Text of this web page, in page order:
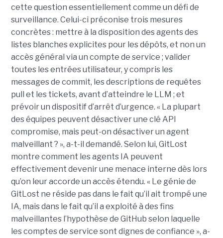
cette question essentiellement comme un défi de
surveillance. Celui-ci préconise trois mesures
concrètes : mettre à la disposition des agents des
listes blanches explicites pour les dépôts, et non un
accès général via un compte de service ; valider
toutes les entrées utilisateur, y compris les
messages de commit, les descriptions de requêtes
pull et les tickets, avant d’atteindre le LLM ; et
prévoir un dispositif d’arrêt d’urgence. « La plupart
des équipes peuvent désactiver une clé API
compromise, mais peut-on désactiver un agent
malveillant ? », a-t-il demandé. Selon lui, GitLost
montre comment les agents IA peuvent
effectivement devenir une menace interne dès lors
qu’on leur accorde un accès étendu. « Le génie de
GitLost ne réside pas dans le fait qu’il ait trompé une
IA, mais dans le fait qu’il a exploité à des fins
malveillantes l’hypothèse de GitHub selon laquelle
les comptes de service sont dignes de confiance », a-